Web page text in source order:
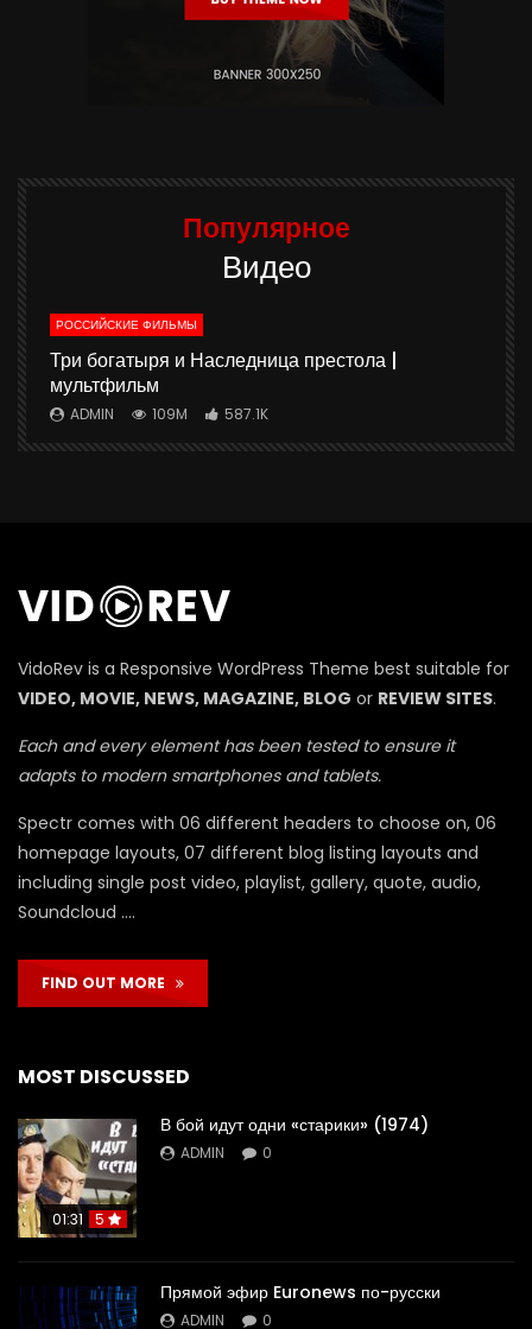
Популярное
Видео
РОССИЙСКИЕ ФИЛЬМЫ
Три богатыря и Наследница престола |
мультфильм
ADMIN 109M 587.1K
VidoRev is a Responsive WordPress Theme best suitable for
VIDEO, MOVIE, NEWS, MAGAZINE, BLOG or REVIEW SITES.
Each and every element has been tested to ensure it
adapts to modern smartphones and tablets.
Spectr comes with 06 different headers to choose on, 06
homepage layouts, 07 different blog listing layouts and
including single post video, playlist, gallery, quote, audio,
Soundcloud ….
FIND OUT MORE
MOST DISCUSSED
01:31 5
В бой идут одни «старики» (1974)
ADMIN 0
Прямой эфир Euronews по-русски
ADMIN 0